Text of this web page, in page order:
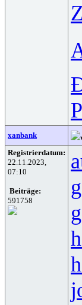
xanbank
Registrierdatum:
22.11.2023,
07:10
Beiträge:
591758